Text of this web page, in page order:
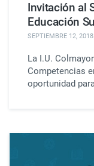
Invitación al
Educación
SEPTIEMBRE 12, 2018
La I.U.
Competencias
oportunidad